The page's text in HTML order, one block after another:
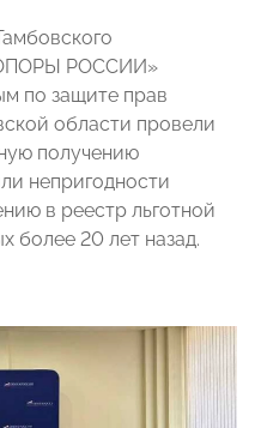
РОССИИ»
по защите прав
области провели
получению
непригодности
в реестр льготной
более 20 лет назад.